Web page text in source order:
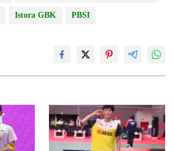
Istora GBK PBSI